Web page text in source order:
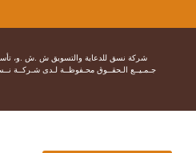
شركة نسق للدعاية والتسويق ش .ش .و، تأسيس 2014، سجل تجاري
جـمـيــع الـحقــوق محـفوظــة لـدى شـركــة